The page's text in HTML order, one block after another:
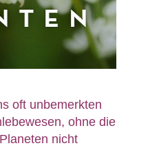
oft unbemerkten
ohne die
nicht